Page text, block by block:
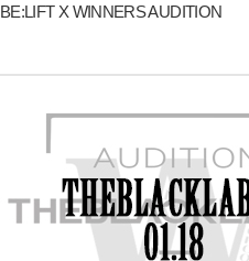
BE:LIFT X WINNERS AUDITION